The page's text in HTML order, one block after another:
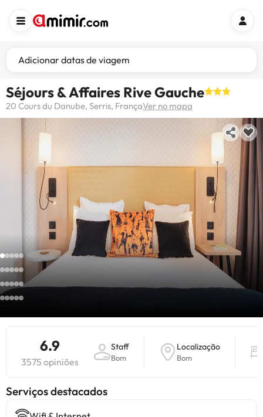
Adicionar datas de viagem
Séjours & Affaires Rive Gauche
20 Cours du Danube, Serris, FrançaVer no mapa
6.9
3575 opiniões
Staff
Bom
Localização
Bom
Serviços destacados